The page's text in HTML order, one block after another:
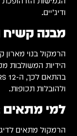
ודיג’יים.
מבנה קשיח
הרמקול בנוי מארון
הידיות המשולבות
ולהובלות תכופות.
למי מתאים Pioneer DJ XPRS 12
הרמקול מתאים